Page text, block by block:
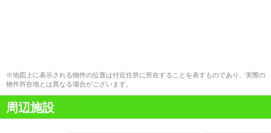
※地図上に表示される物件の位置は付近住所に所在することを表すものであり、実際の
物件所在地とは異なる場合がございます。
周辺施設